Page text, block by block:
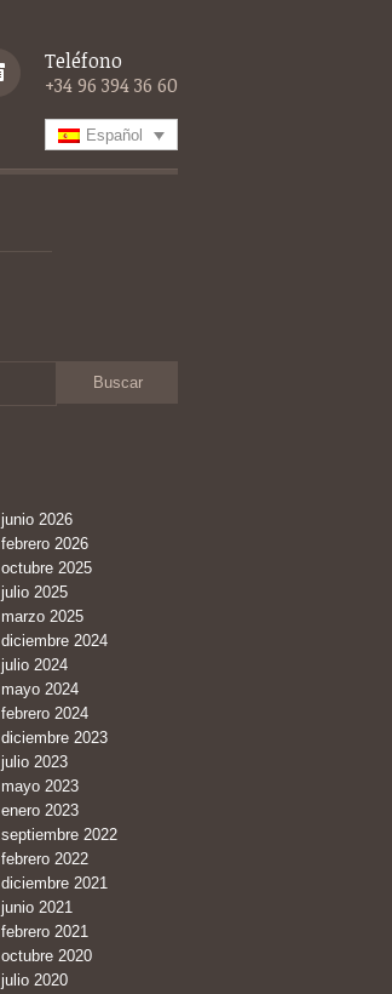
Teléfono
+34 96 394 36 60
Español
junio 2026
febrero 2026
octubre 2025
julio 2025
marzo 2025
diciembre 2024
julio 2024
mayo 2024
febrero 2024
diciembre 2023
julio 2023
mayo 2023
enero 2023
septiembre 2022
febrero 2022
diciembre 2021
junio 2021
febrero 2021
octubre 2020
julio 2020